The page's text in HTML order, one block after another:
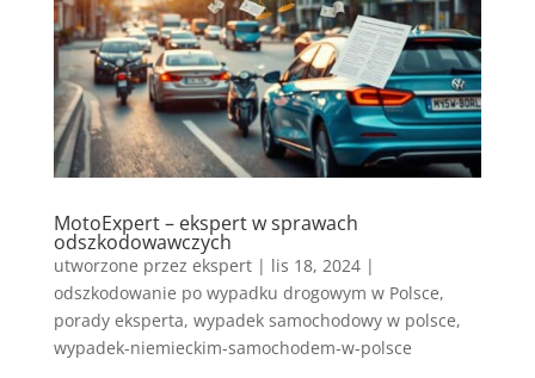
MotoExpert – ekspert w sprawach
odszkodowawczych
utworzone przez ekspert| lis 18, 2024|
odszkodowanie po wypadku drogowym w Polsce,
porady eksperta, wypadek samochodowy w polsce,
wypadek-niemieckim-samochodem-w-polsce